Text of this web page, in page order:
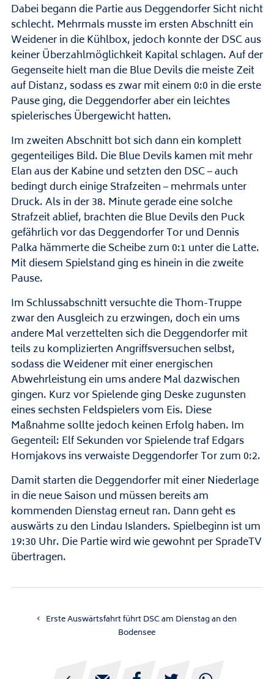
Dabei begann die Partie aus Deggendorfer Sicht nicht
schlecht. Mehrmals musste im ersten Abschnitt ein
Weidener in die Kühlbox, jedoch konnte der DSC aus
keiner Überzahlmöglichkeit Kapital schlagen. Auf der
Gegenseite hielt man die Blue Devils die meiste Zeit
auf Distanz, sodass es zwar mit einem 0:0 in die erste
Pause ging, die Deggendorfer aber ein leichtes
spielerisches Übergewicht hatten.
Im zweiten Abschnitt bot sich dann ein komplett
gegenteiliges Bild. Die Blue Devils kamen mit mehr
Elan aus der Kabine und setzten den DSC – auch
bedingt durch einige Strafzeiten – mehrmals unter
Druck. Als in der 38. Minute gerade eine solche
Strafzeit ablief, brachten die Blue Devils den Puck
gefährlich vor das Deggendorfer Tor und Dennis
Palka hämmerte die Scheibe zum 0:1 unter die Latte.
Mit diesem Spielstand ging es hinein in die zweite
Pause.
Im Schlussabschnitt versuchte die Thom-Truppe
zwar den Ausgleich zu erzwingen, doch ein ums
andere Mal verzettelten sich die Deggendorfer mit
teils zu komplizierten Angriffsversuchen selbst,
sodass die Weidener mit einer energischen
Abwehrleistung ein ums andere Mal dazwischen
gingen. Kurz vor Spielende ging Deske zugunsten
eines sechsten Feldspielers vom Eis. Diese
Maßnahme sollte jedoch keinen Erfolg haben. Im
Gegenteil: Elf Sekunden vor Spielende traf Edgars
Homjakovs ins verwaiste Deggendorfer Tor zum 0:2.
Damit starten die Deggendorfer mit einer Niederlage
in die neue Saison und müssen bereits am
kommenden Dienstag erneut ran. Dann geht es
auswärts zu den Lindau Islanders. Spielbeginn ist um
19:30 Uhr. Die Partie wird wie gewohnt per SpradeTV
übertragen.
Erste Auswärtsfahrt führt DSC am Dienstag an den
Bodensee